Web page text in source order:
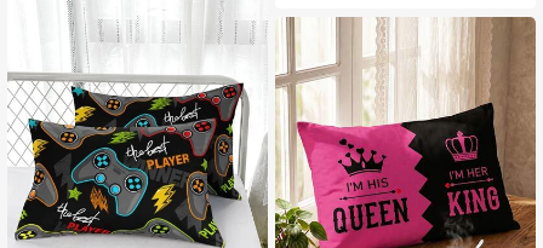
な枕に対応、ギフトにも